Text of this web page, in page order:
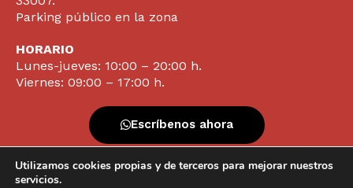
Parking público en la zona
HORARIO
Lunes-jueves: 10:00 – 20:00 h.
Viernes: 09:00 – 17:00 h.
Escríbenos ahora
Utilizamos cookies propias y de terceros para mejorar nuestros
servicios.